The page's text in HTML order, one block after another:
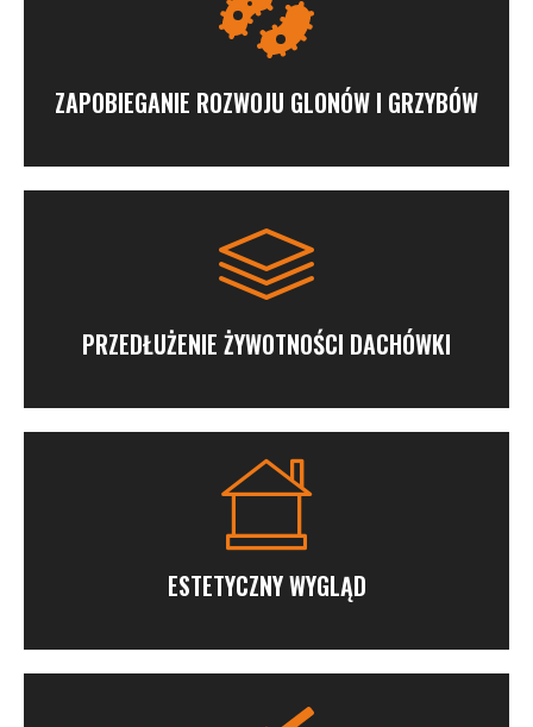
ZAPOBIEGANIE ROZWOJU GLONÓW I GRZYBÓW
PRZEDŁUŻENIE ŻYWOTNOŚCI DACHÓWKI
ESTETYCZNY WYGLĄD